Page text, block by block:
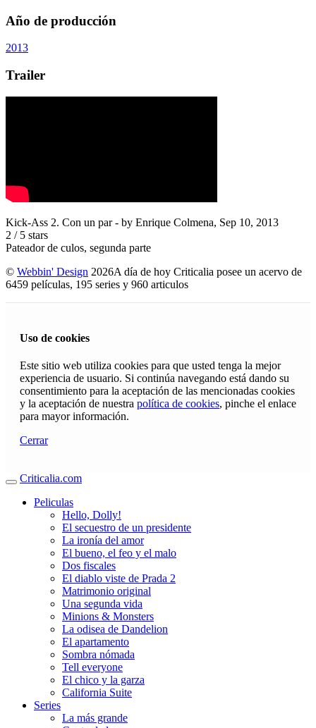
Año de producción
2013
Trailer
Kick-Ass 2. Con un par- by Enrique Colmena, Sep 10, 2013
2 / 5 stars
Pateador de culos, segunda parte
© Webbin' Design 2026A día de hoy Criticalia posee un acervo de
6459 películas, 195 series y 960 articulos
Uso de cookies
Este sitio web utiliza cookies para que usted tenga la mejor
experiencia de usuario. Si continúa navegando está dando su
consentimiento para la aceptación de las mencionadas cookies
y la aceptación de nuestra política de cookies, pinche el enlace
para mayor información.
Cerrar
Criticalia.com
Peliculas
Hello, Dolly!
El secuestro de un presidente
La ironía del amor
El bueno, el feo y el malo
Dos fiscales
El diablo viste de Prada 2
Matrimonio original
Una segunda vida
Minions & Monsters
La odisea de Dandelion
El apartamento
Sombra nómada
Tell everyone
El chico y la garza
California Suite
Series
La más grande